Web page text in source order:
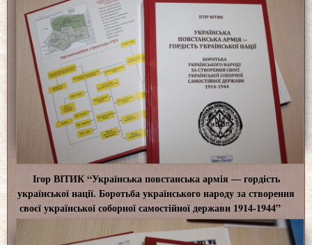
Ігор ВІТИК “Українська повстанська армія ― гордість
української нації. Боротьба українського народу за створення
своєї української соборної самостійної держави 1914-1944”